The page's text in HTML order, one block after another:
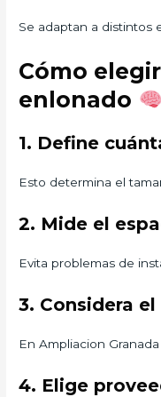
Se adaptan a distintos
Cómo
enlonado
1. Define
Esto determina el
2. Mide el
Evita problemas de
3. Considera
En Ampliacion
4. Elige